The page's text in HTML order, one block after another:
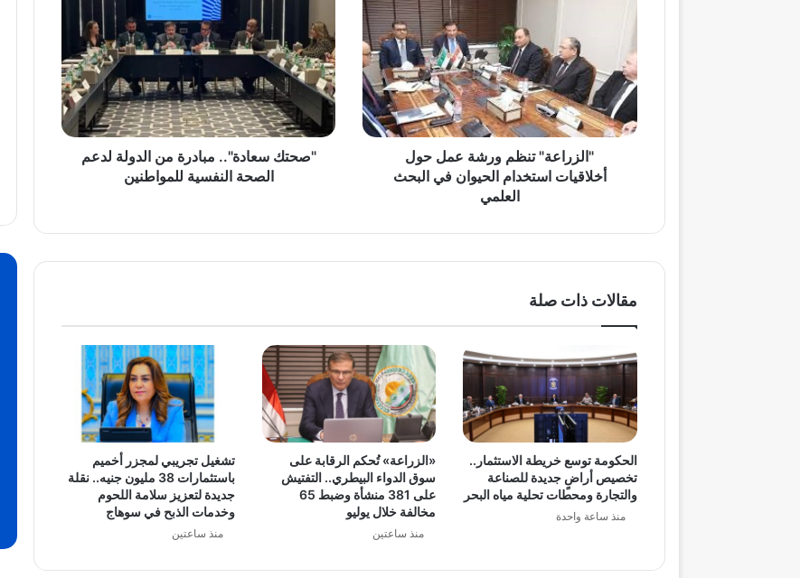
حول
أخلاقيات
استخدام
الحيوان
في
العلمي
"الزراعة" تنظم ورشة عمل حول
أخلاقيات استخدام الحيوان في البحث
العلمي
مبادرة
من
الدولة
لدعم
الصحة
النفسية
للمواطنين
"صحتك سعادة".. مبادرة من الدولة لدعم
الصحة النفسية للمواطنين
مقالات ذات صلة
الحكومة توسع خريطة الاستثمار..
تخصيص أراضٍ جديدة للصناعة
والتجارة ومحطات تحلية مياه البحر
منذ ساعة واحدة
«الزراعة» تُحكم الرقابة على
سوق الدواء البيطري.. التفتيش
على 381 منشأة وضبط 65
مخالفة خلال يوليو
منذ ساعتين
تشغيل تجريبي لمجزر أخميم
باستثمارات 38 مليون جنيه.. نقلة
جديدة لتعزيز سلامة اللحوم
وخدمات الذبح في سوهاج
منذ ساعتين